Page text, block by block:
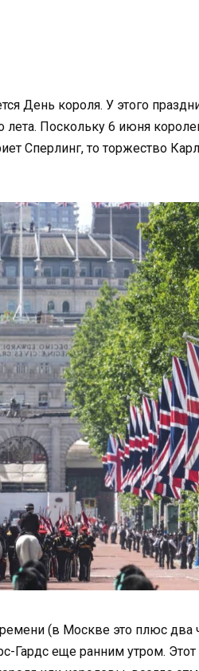
День короля. У этого
лета. Поскольку 6 июня
Сперлинг, то торжество
(в Москве это плюс два
Гардс еще ранним утром. Этот